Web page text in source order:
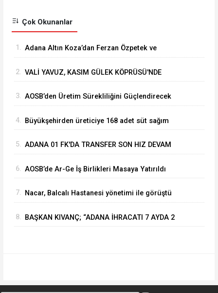
Çok Okunanlar
1. Adana Altın Koza’dan Ferzan Özpetek ve
2. VALİ YAVUZ, KASIM GÜLEK KÖPRÜSÜ'NDE
3. ⁠AOSB’den Üretim Sürekliliğini Güçlendirecek
4. Büyükşehirden üreticiye 168 adet süt sağım
5. ADANA 01 FK'DA TRANSFER SON HIZ DEVAM
6. AOSB’de Ar-Ge İş Birlikleri Masaya Yatırıldı
7. Nacar, Balcalı Hastanesi yönetimi ile görüştü
8. BAŞKAN KIVANÇ; “ADANA İHRACATI 7 AYDA 2